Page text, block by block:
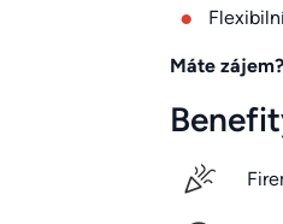
Máte zájem?